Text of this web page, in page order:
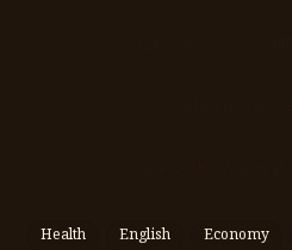
Economy
English
Health